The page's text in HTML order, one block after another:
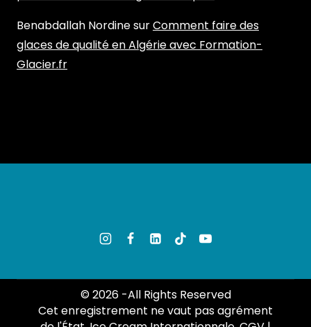
Benabdallah NordinesurComment faire des
glaces de qualité en Algérie avec Formation-
Glacier.fr
© 2026 -All Rights Reserved
Cet enregistrement ne vaut pas agrément